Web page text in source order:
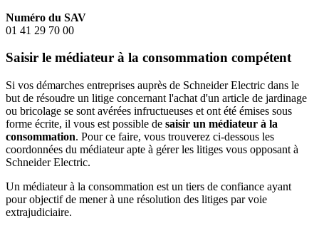
Numéro du SAV
01 41 29 70 00
Saisir le médiateur à la consommation compétent
Si vos démarches entreprises auprès de Schneider Electric dans le
but de résoudre un litige concernant l'achat d'un article de jardinage
ou bricolage se sont avérées infructueuses et ont été émises sous
forme écrite, il vous est possible de saisir un médiateur à la
consommation. Pour ce faire, vous trouverez ci-dessous les
coordonnées du médiateur apte à gérer les litiges vous opposant à
Schneider Electric.
Un médiateur à la consommation est un tiers de confiance ayant
pour objectif de mener à une résolution des litiges par voie
extrajudiciaire.